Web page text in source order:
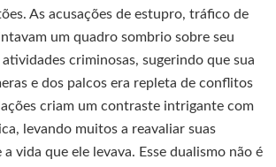
As acusações de estupro, tráfico de
um quadro sombrio sobre seu
criminosas, sugerindo que sua
e dos palcos era repleta de conflitos
criam um contraste intrigante com
levando muitos a reavaliar suas
vida que ele levava. Esse dualismo não é